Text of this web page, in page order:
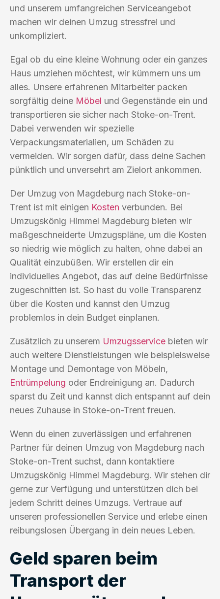
und unserem umfangreichen Serviceangebot
machen wir deinen Umzug stressfrei und
unkompliziert.
Egal ob du eine kleine Wohnung oder ein ganzes
Haus umziehen möchtest, wir kümmern uns um
alles. Unsere erfahrenen Mitarbeiter packen
sorgfältig deine Möbel und Gegenstände ein und
transportieren sie sicher nach Stoke-on-Trent.
Dabei verwenden wir spezielle
Verpackungsmaterialien, um Schäden zu
vermeiden. Wir sorgen dafür, dass deine Sachen
pünktlich und unversehrt am Zielort ankommen.
Der Umzug von Magdeburg nach Stoke-on-
Trent ist mit einigen Kosten verbunden. Bei
Umzugskönig Himmel Magdeburg bieten wir
maßgeschneiderte Umzugspläne, um die Kosten
so niedrig wie möglich zu halten, ohne dabei an
Qualität einzubüßen. Wir erstellen dir ein
individuelles Angebot, das auf deine Bedürfnisse
zugeschnitten ist. So hast du volle Transparenz
über die Kosten und kannst den Umzug
problemlos in dein Budget einplanen.
Zusätzlich zu unserem Umzugsservice bieten wir
auch weitere Dienstleistungen wie beispielsweise
Montage und Demontage von Möbeln,
Entrümpelung oder Endreinigung an. Dadurch
sparst du Zeit und kannst dich entspannt auf dein
neues Zuhause in Stoke-on-Trent freuen.
Wenn du einen zuverlässigen und erfahrenen
Partner für deinen Umzug von Magdeburg nach
Stoke-on-Trent suchst, dann kontaktiere
Umzugskönig Himmel Magdeburg. Wir stehen dir
gerne zur Verfügung und unterstützen dich bei
jedem Schritt deines Umzugs. Vertraue auf
unseren professionellen Service und erlebe einen
reibungslosen Übergang in dein neues Leben.
Geld sparen beim
Transport der